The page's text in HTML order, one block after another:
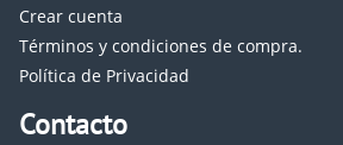
Crear cuenta
Términos y condiciones de compra.
Política de Privacidad
Contacto